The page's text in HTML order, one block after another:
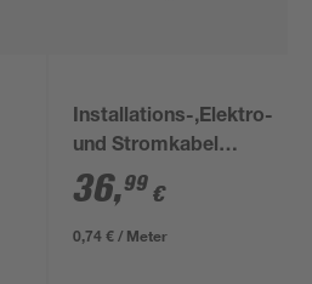
Installations-,Elektro-
und Stromkabel
NYM-J 3x1,5mm² 50
m
36,99 €
0,74 € / Meter